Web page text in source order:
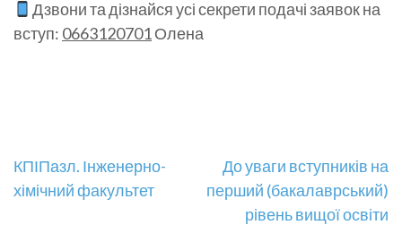
Дзвони та дізнайся усі секрети подачі заявок на
вступ: 0663120701Олена
Навігація
записів
КПІПазл. Інженерно-
хімічний факультет
До уваги вступників на
перший (бакалаврський)
рівень вищої освіти